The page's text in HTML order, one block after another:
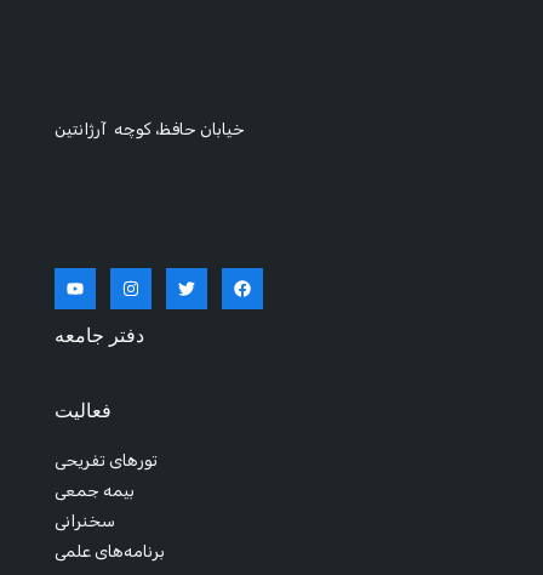
خیابان حافظ، کوچه آرژانتین
دفتر جامعه
فعالیت
تورهای تفریحی
بیمه جمعی
سخنرانی
برنامه‌های علمی